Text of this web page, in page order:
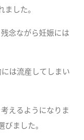
した。
念ながら妊娠には
は流産してしまい
えるようになりま
ました。